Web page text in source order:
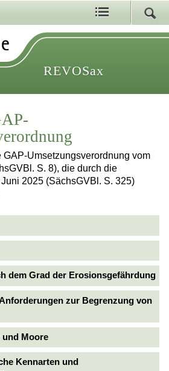
REVOSax
Umsetzungsverordnung vom
S. 8), die durch die
2025 (SächsGVBl. S. 325)
dem Grad der Erosionsgefährdung
zur Begrenzung von
und Moore
Kennarten und